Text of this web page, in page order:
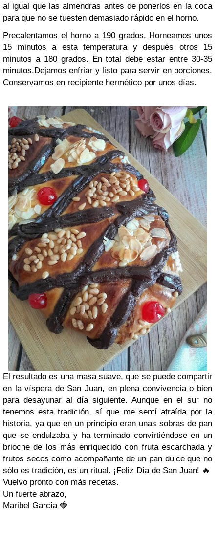
al igual que las almendras antes de ponerlos en la coca
para que no se tuesten demasiado rápido en el horno.
Precalentamos el horno a 190 grados. Horneamos unos
15 minutos a esta temperatura y después otros 15
minutos a 180 grados. En total debe estar entre 30-35
minutos. Dejamos enfriar y listo para servir en porciones.
Conservamos en recipiente hermético por unos días.
El resultado es una masa suave, que se puede compartir
en la víspera de San Juan, en plena convivencia o bien
para desayunar al día siguiente. Aunque en el sur no
tenemos esta tradición, sí que me sentí atraída por la
historia, ya que en un principio eran unas sobras de pan
que se endulzaba y ha terminado convirtiéndose en un
brioche de los más enriquecido con fruta escarchada y
frutos secos como acompañante de un pan dulce que no
sólo es tradición, es un ritual. ¡Feliz Día de San Juan! 🔥
Vuelvo pronto con más recetas.
Un fuerte abrazo,
Maribel García 🍓